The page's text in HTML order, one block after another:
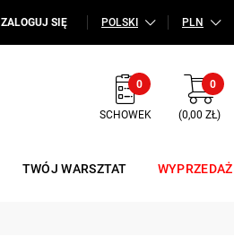
ZALOGUJ SIĘ POLSKI PLN
0
SCHOWEK
0
(0,00 ZŁ)
TWÓJ WARSZTAT WYPRZEDAŻ